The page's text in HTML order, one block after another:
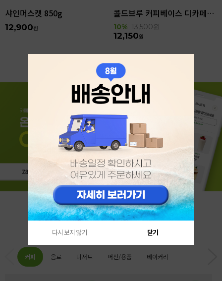
샤인머스캣 850g
12,900원
콜드브루 커피베이스 디카페인 리저브 440ml
10% 13,500원
12,150원
카테고리 베스트
커피 음료 디저트 머신/용품 베이커리
다시 보지 않기 닫기